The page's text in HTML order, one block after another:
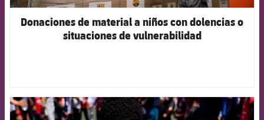
Donaciones de material a niños con dolencias o
situaciones de vulnerabilidad
FCB Barcelona badge